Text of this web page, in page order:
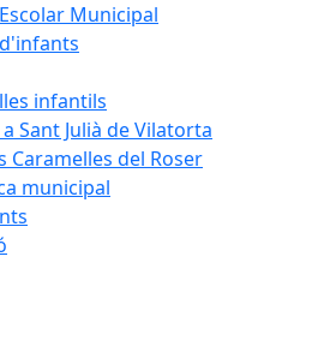
Municipal
infantils
Sant Julià de Vilatorta
Caramelles del Roser
municipal